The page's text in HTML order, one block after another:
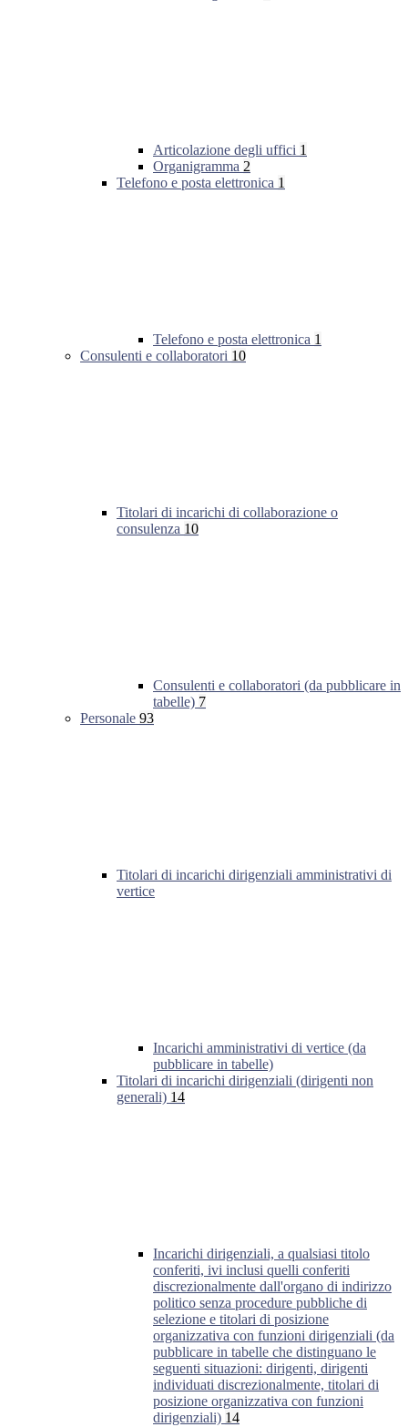
Articolazione degli uffici 1
Organigramma 2
Telefono e posta elettronica 1
Telefono e posta elettronica 1
Consulenti e collaboratori 10
Titolari di incarichi di collaborazione o
consulenza 10
Consulenti e collaboratori (da pubblicare in
tabelle) 7
Personale 93
Titolari di incarichi dirigenziali amministrativi di
vertice
Incarichi amministrativi di vertice (da
pubblicare in tabelle)
Titolari di incarichi dirigenziali (dirigenti non
generali) 14
Incarichi dirigenziali, a qualsiasi titolo
conferiti, ivi inclusi quelli conferiti
discrezionalmente dall'organo di indirizzo
politico senza procedure pubbliche di
selezione e titolari di posizione
organizzativa con funzioni dirigenziali (da
pubblicare in tabelle che distinguano le
seguenti situazioni: dirigenti, dirigenti
individuati discrezionalmente, titolari di
posizione organizzativa con funzioni
dirigenziali) 14